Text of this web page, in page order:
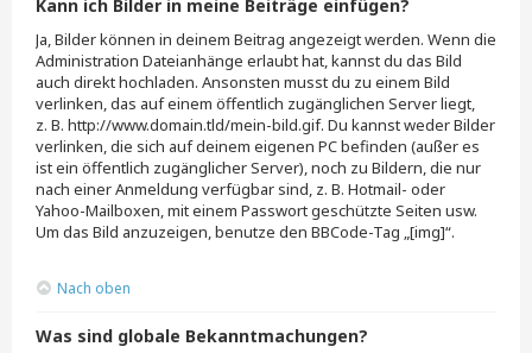
Kann ich Bilder in meine Beiträge einfügen?
Ja, Bilder können in deinem Beitrag angezeigt werden. Wenn die
Administration Dateianhänge erlaubt hat, kannst du das Bild
auch direkt hochladen. Ansonsten musst du zu einem Bild
verlinken, das auf einem öffentlich zugänglichen Server liegt,
z. B. http://www.domain.tld/mein-bild.gif. Du kannst weder Bilder
verlinken, die sich auf deinem eigenen PC befinden (außer es
ist ein öffentlich zugänglicher Server), noch zu Bildern, die nur
nach einer Anmeldung verfügbar sind, z. B. Hotmail- oder
Yahoo-Mailboxen, mit einem Passwort geschützte Seiten usw.
Um das Bild anzuzeigen, benutze den BBCode-Tag „[img]“.
Nach oben
Was sind globale Bekanntmachungen?